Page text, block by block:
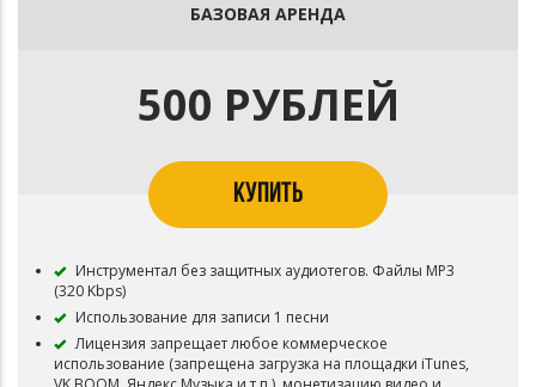
БАЗОВАЯ АРЕНДА
500 РУБЛЕЙ
КУПИТЬ
Инструментал без защитных аудиотегов. Файлы MP3
(320 Kbps)
Использование для записи 1 песни
Лицензия запрещает любое коммерческое
использование (запрещена загрузка на площадки iTunes,